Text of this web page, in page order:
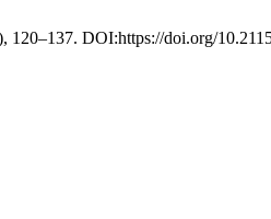
120–137. DOI:https://doi.org/